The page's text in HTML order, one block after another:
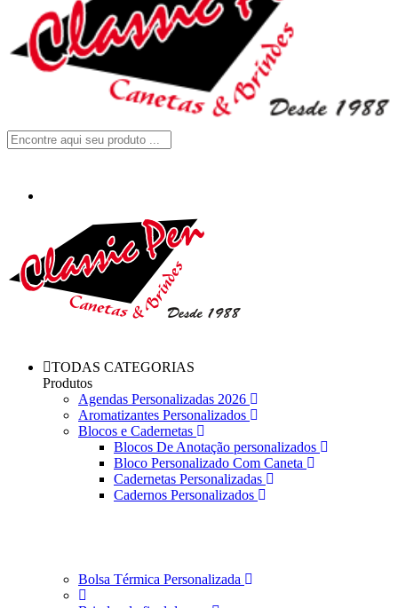
TODAS CATEGORIAS
Produtos
Agendas Personalizadas 2026
Aromatizantes Personalizados
Blocos e Cadernetas
Blocos De Anotação personalizados
Bloco Personalizado Com Caneta
Cadernetas Personalizadas
Cadernos Personalizados
Bolsa Térmica Personalizada